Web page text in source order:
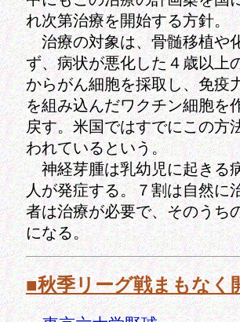
れ次第治療を開始する方針。
治療の対象は、骨髄移植や
ず、病状が悪化した４歳以上
からがん細胞を採取し、免疫
を組み込んだワクチン細胞を
戻す。米国ではすでにこの方
われているという。
神経芽腫は乳幼児に起きる
人が発症する。７割は自然に
者は治療が必要で、そのうち
になる。
■秋季リーグ戦まもなく